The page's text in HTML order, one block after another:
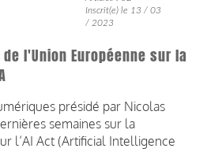
Inscrit(e) le 13 / 03
/ 2023
l'Union Européenne sur la
présidé par Nicolas
semaines sur la
l’AI Act (Artificial Intelligence